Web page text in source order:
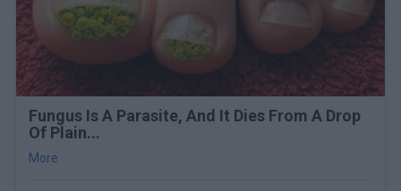
Fungus Is A Parasite, And It Dies From A Drop
Of Plain...
More